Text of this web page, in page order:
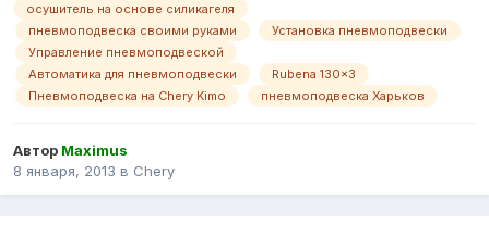
осушитель на основе силикагеля
пневмоподвеска своими руками
Установка пневмоподвески
Управление пневмоподвеской
Автоматика для пневмоподвески
Rubena 130x3
Пневмоподвеска на Chery Kimo
пневмоподвеска Харьков
Автор Maximus
8 января, 2013 в Chery